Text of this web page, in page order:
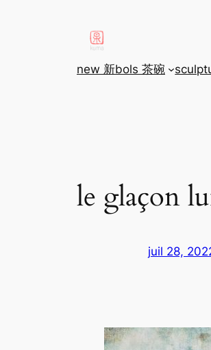
new 新bols 茶碗
le glaçon
juil 28,